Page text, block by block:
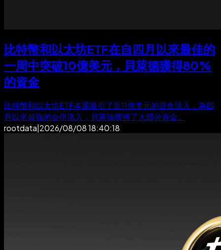
比特幣和以太坊ETF在自四月以來最佳的
一周中突破10億美元，貝萊德獲得80%
的資金
比特幣和以太坊ETF本週吸引了近11億美元的資金流入，為四
月以來最強的合併流入，貝萊德獲得了大部分資金。
rootdata|2026/08/08 18:40:18